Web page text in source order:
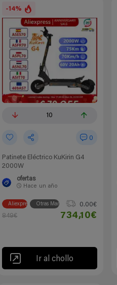
-14%
10
0
Patinete Eléctrico KuKirin G4
2000W
ofertas
Hace un año
Aliexpress Otras Marcas
0.00€
849€
734,10€
Ir al chollo